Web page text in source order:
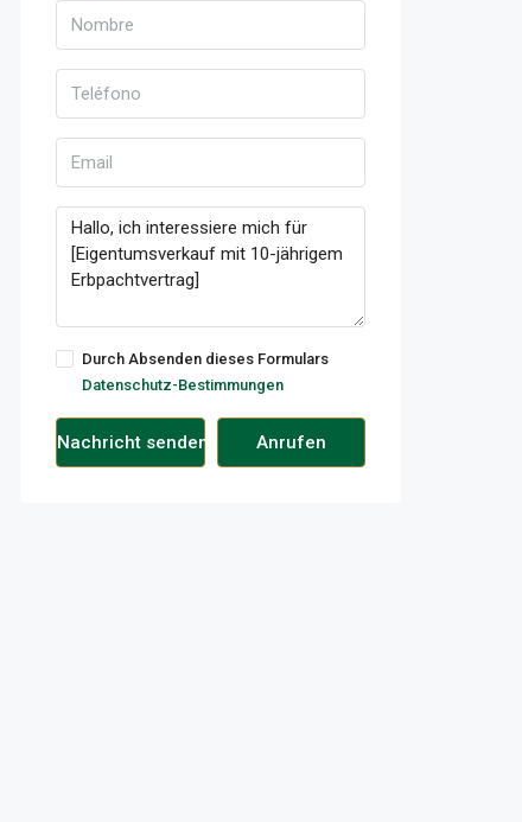
Durch Absenden dieses Formulars
Datenschutz-Bestimmungen
Nachricht senden Anrufen